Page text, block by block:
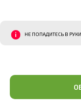
НЕ ПОПАДИТЕСЬ В